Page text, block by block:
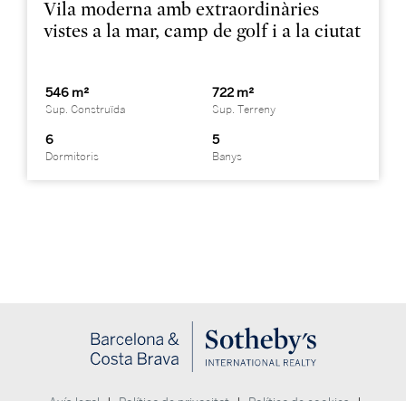
Vila moderna amb extraordinàries
vistes a la mar, camp de golf i a la ciutat
546 m²
Sup. Construïda
722 m²
Sup. Terreny
6
Dormitoris
5
Banys